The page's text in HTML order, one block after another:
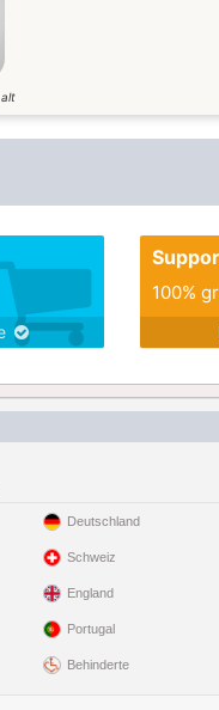
100%
Deutschland
Schweiz
England
Portugal
Behinderte